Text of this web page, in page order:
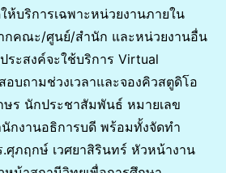
ห้บริการเฉพาะหน่วยงานภายใน
กคณะ/ศูนย์/สำนัก และหน่วยงานอื่น
ระสงค์จะใช้บริการ Virtual
บถามช่วงเวลาและจองคิวสตูดิโอ
ร นักประชาสัมพันธ์ หมายเลข
กงานอธิการบดี พร้อมทั้งจัดทำ
ภฤกษ์ เวศยาสิรินทร์ หัวหน้างาน